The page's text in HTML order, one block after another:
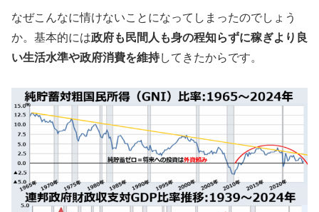
なぜこんなに情けないことになってしまったのでしょう
か。基本的には政府も民間人も身の程知らずに稼ぎより良
い生活水準や政府消費を維持してきたからです。